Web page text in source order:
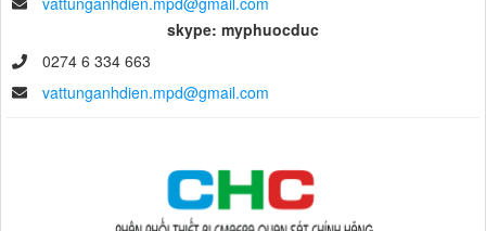
skype: myphuocduc
0274 6 334 663
vattunganhdien.mpd@gmail.com